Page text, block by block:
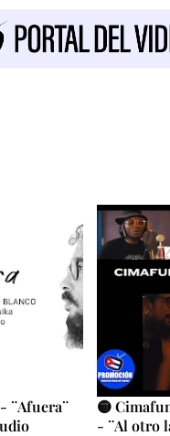
¨Afuera¨
🟡
- ¨Al otro